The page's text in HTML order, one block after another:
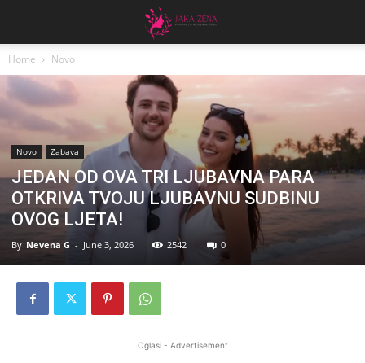
Home Novo
Novo Zabava
JEDAN OD OVA TRI LJUBAVNA PARA
OTKRIVA TVOJU LJUBAVNU SUDBINU
OVOG LJETA!
By Nevena G - June 3, 2026 2542 0
Oglasi - Advertisement